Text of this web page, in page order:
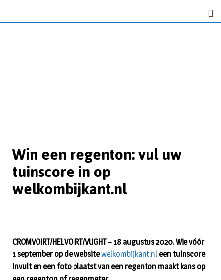
Win een regenton: vul uw
tuinscore in op
welkombijkant.nl
CROMVOIRT/HELVOIRT/VUGHT – 18 augustus 2020. Wie vóór
1 september op de websitewelkombijkant.nl een tuinscore
invult en een foto plaatst van een regenton maakt kans op